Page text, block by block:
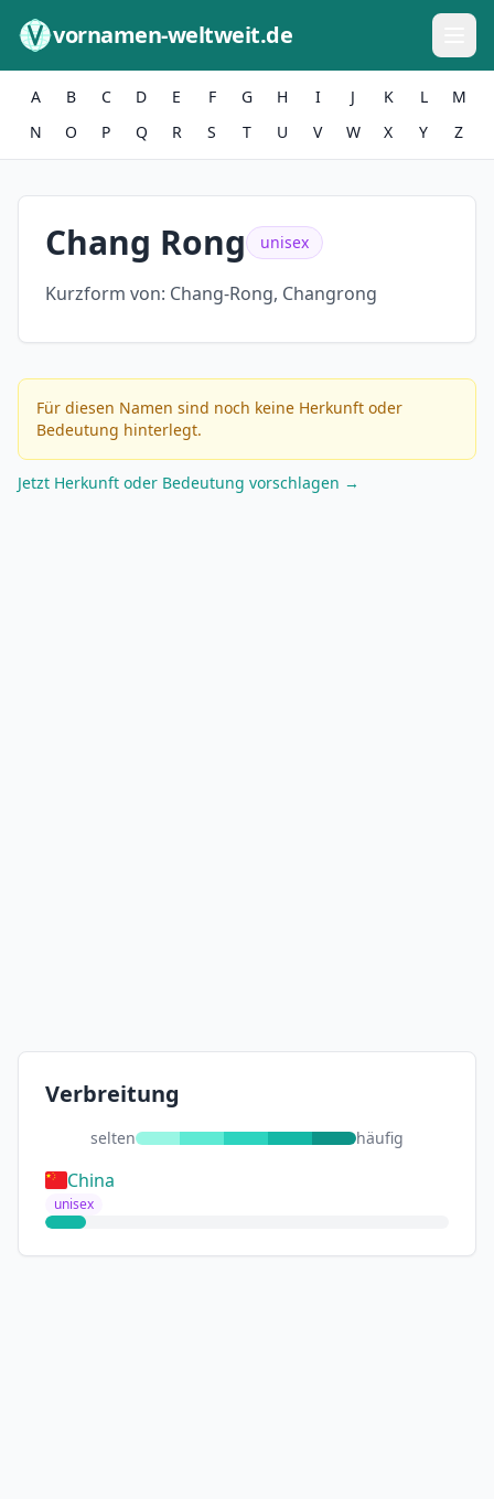
vornamen-weltweit.de
A B C D E F G H I J K L
M
N
O P Q R S T U V W X Y Z
Chang Rong unisex
Kurzform von: Chang-Rong, Changrong
Für diesen Namen sind noch keine Herkunft oder
Bedeutung hinterlegt.
Jetzt Herkunft oder Bedeutung vorschlagen →
Verbreitung
selten häufig
China
unisex